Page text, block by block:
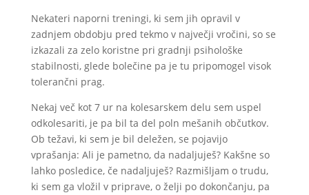
Nekateri naporni treningi, ki sem jih opravil v
zadnjem obdobju pred tekmo v največji vročini, so se
izkazali za zelo koristne pri gradnji psihološke
stabilnosti, glede bolečine pa je tu pripomogel visok
tolerančni prag.
Nekaj več kot 7 ur na kolesarskem delu sem uspel
odkolesariti, je pa bil ta del poln mešanih občutkov.
Ob težavi, ki sem je bil deležen, se pojavijo
vprašanja: Ali je pametno, da nadaljuješ? Kakšne so
lahko posledice, če nadaljuješ? Razmišljam o trudu,
ki sem ga vložil v priprave, o želji po dokončanju, pa